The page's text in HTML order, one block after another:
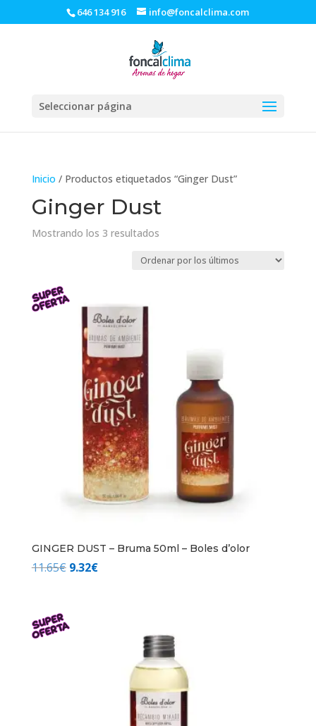
646 134 916 info@foncalclima.com
Seleccionar página
Inicio / Productos etiquetados “Ginger Dust”
Ginger Dust
Mostrando los 3 resultadosOrdenado
los
GINGER DUST – Bruma 50ml – Boles d’olor
11.65€ El
era:
9.32€El